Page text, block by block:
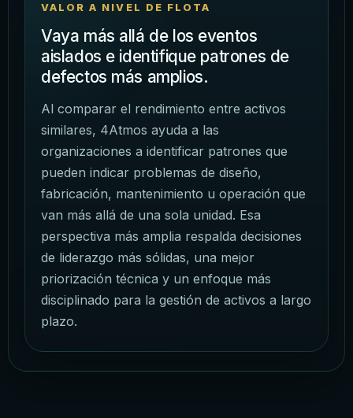
VALOR A NIVEL DE FLOTA
Vaya más allá de los eventos
aislados e identifique patrones de
defectos más amplios.
Al comparar el rendimiento entre activos
similares, 4Atmos ayuda a las
organizaciones a identificar patrones que
pueden indicar problemas de diseño,
fabricación, mantenimiento u operación que
van más allá de una sola unidad. Esa
perspectiva más amplia respalda decisiones
de liderazgo más sólidas, una mejor
priorización técnica y un enfoque más
disciplinado para la gestión de activos a largo
plazo.